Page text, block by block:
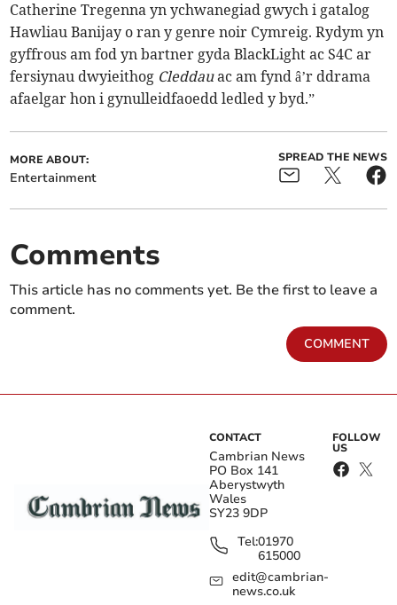
Catherine Tregenna yn ychwanegiad gwych i gatalog
Hawliau Banijay o ran y genre noir Cymreig. Rydym yn
gyffrous am fod yn bartner gyda BlackLight ac S4C ar
fersiynau dwyieithog Cleddauac am fynd â’r ddrama
afaelgar hon i gynulleidfaoedd ledled y byd.”
MORE ABOUT:
Entertainment
SPREAD THE NEWS
Comments
This article has no comments yet. Be the first to leave a
comment.
COMMENT
CONTACT
Cambrian News
PO Box 141
Aberystwyth
Wales
SY23 9DP
Tel:01970
615000
edit@cambrian-
news.co.uk
FOLLOW
US